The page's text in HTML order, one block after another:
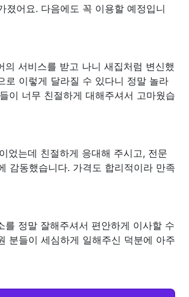
졌어요. 다음에도 꼭 이용할 예정입니
의 서비스를 받고 나니 새집처럼 변신했
로 이렇게 달라질 수 있다니 정말 놀라
이 너무 친절하게 대해주셔서 고마웠습
었는데 친절하게 응대해 주시고, 전문
감동했습니다. 가격도 합리적이라 만족
를 정말 잘해주셔서 편안하게 이사할 수
분들이 세심하게 일해주신 덕분에 아주